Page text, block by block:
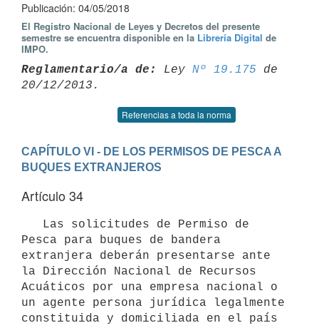
Publicación: 04/05/2018
El Registro Nacional de Leyes y Decretos del presente
semestre se encuentra disponible en la Librería Digital de
IMPO.
Reglamentario/a de: Ley Nº 19.175 de
Referencias a toda la norma
CAPÍTULO VI - DE LOS PERMISOS DE PESCA A
BUQUES EXTRANJEROS
Artículo 34
Pesca para buques de bandera
extranjera deberán presentarse ante
la Dirección Nacional de Recursos
Acuáticos por una empresa nacional o
un agente persona jurídica legalmente
constituida y domiciliada en el país